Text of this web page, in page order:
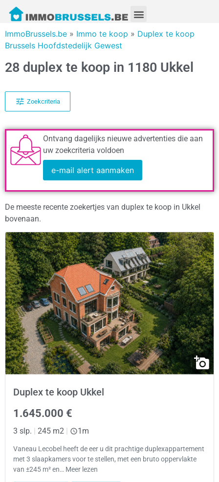
ImmoBrussels.be » Immo te koop » Duplex te koop
Brussels Hoofdstedelijk Gewest
28 duplex te koop in 1180 Ukkel
Zoekcriteria
Ontvang dagelijks nieuwe advertenties die aan
uw zoekcriteria voldoen
e-mail alert aanmaken
De meeste recente zoekertjes van duplex te koop in Ukkel
bovenaan.
Duplex te koop Ukkel
1.645.000 €
3 slp. | 245 m2 | 1m
Vaneau Lecobel heeft de eer u dit prachtige duplexappartement
met 3 slaapkamers voor te stellen, met een bruto oppervlakte
van ±245 m² en… Meer lezen